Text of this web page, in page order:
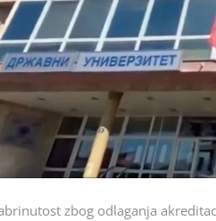
zbog odlaganja